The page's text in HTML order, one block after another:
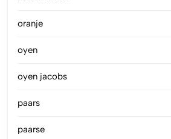
oranje
oyen
oyen jacobs
paars
paarse